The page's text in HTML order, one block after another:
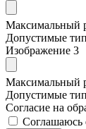
Максимальный
Допустимые
Изображение 3
Максимальный
Допустимые
Согласие на
Соглашаюсь